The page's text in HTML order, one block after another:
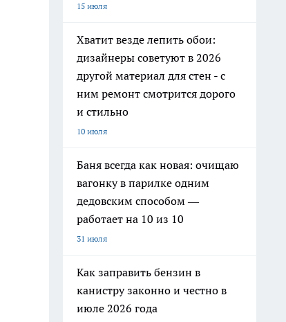
15 июля
Хватит везде лепить обои:
дизайнеры советуют в 2026
другой материал для стен - с
ним ремонт смотрится дорого
и стильно
10 июля
Баня всегда как новая: очищаю
вагонку в парилке одним
дедовским способом —
работает на 10 из 10
31 июля
Как заправить бензин в
канистру законно и честно в
июле 2026 года